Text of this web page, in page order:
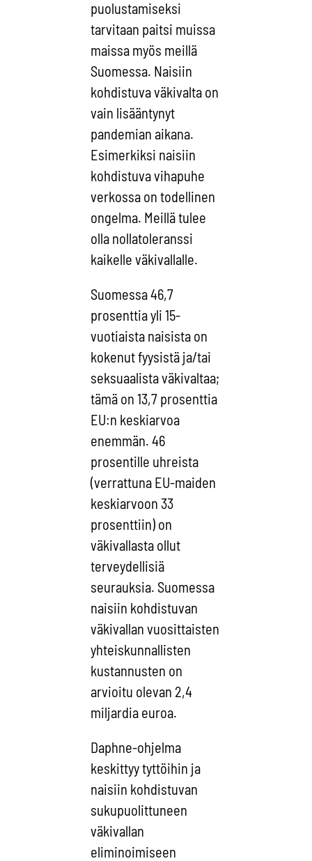
puolustamiseksi
tarvitaan paitsi muissa
maissa myös meillä
Suomessa. Naisiin
kohdistuva väkivalta on
vain lisääntynyt
pandemian aikana.
Esimerkiksi naisiin
kohdistuva vihapuhe
verkossa on todellinen
ongelma. Meillä tulee
olla nollatoleranssi
kaikelle väkivallalle.
Suomessa 46,7
prosenttia yli 15-
vuotiaista naisista on
kokenut fyysistä ja/tai
seksuaalista väkivaltaa;
tämä on 13,7 prosenttia
EU:n keskiarvoa
enemmän. 46
prosentille uhreista
(verrattuna EU-maiden
keskiarvoon 33
prosenttiin) on
väkivallasta ollut
terveydellisiä
seurauksia. Suomessa
naisiin kohdistuvan
väkivallan vuosittaisten
yhteiskunnallisten
kustannusten on
arvioitu olevan 2,4
miljardia euroa.
Daphne-ohjelma
keskittyy tyttöihin ja
naisiin kohdistuvan
sukupuolittuneen
väkivallan
eliminoimiseen